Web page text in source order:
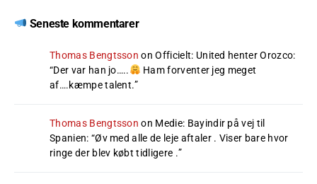
Seneste kommentarer
Thomas Bengtsson onOfficielt: United henter Orozco:
“Der var han jo…..
Ham forventer jeg meget
af….kæmpe talent.”
Thomas Bengtsson on Medie: Bayindir på vej til
Spanien: “Øv med alle de leje aftaler . Viser bare hvor
ringe der blev købt tidligere .”